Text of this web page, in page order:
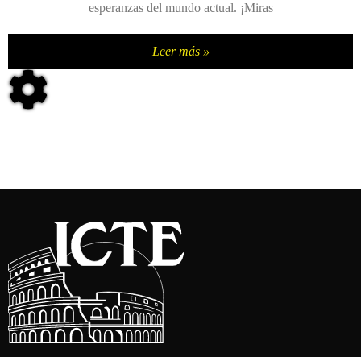
esperanzas del mundo actual. ¡Miras
Leer más »